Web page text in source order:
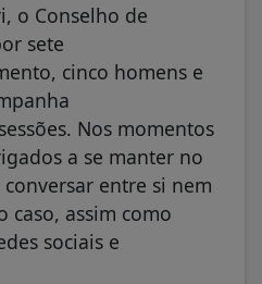
o Conselho de
sete
cinco homens e
Nos momentos
a se manter no
entre si nem
caso, assim como
sociais e